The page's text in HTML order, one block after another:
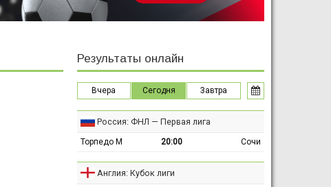
Результаты онлайн
Вчера Сегодня Завтра
Россия: ФНЛ — Первая лига
Торпедо М 20:00 Сочи
Англия: Кубок лиги